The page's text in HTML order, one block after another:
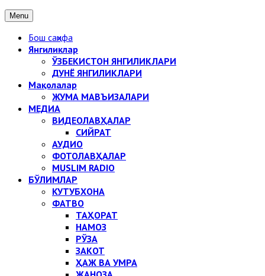
Menu
Бош саҳифа
Янгиликлар
ЎЗБЕКИСТОН ЯНГИЛИКЛАРИ
ДУНЁ ЯНГИЛИКЛАРИ
Мақолалар
ЖУМА МАВЪИЗАЛАРИ
МЕДИА
ВИДЕОЛАВҲАЛАР
СИЙРАТ
АУДИО
ФОТОЛАВҲАЛАР
MUSLIM RADIO
БЎЛИМЛАР
КУТУБХОНА
ФАТВО
ТАҲОРАТ
НАМОЗ
РЎЗА
ЗАКОТ
ҲАЖ ВА УМРА